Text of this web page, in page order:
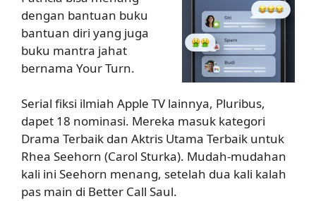
dengan bantuan buku
bantuan diri yang juga
buku mantra jahat
bernama Your Turn.
Serial fiksi ilmiah Apple TV lainnya, Pluribus,
dapet 18 nominasi. Mereka masuk kategori
Drama Terbaik dan Aktris Utama Terbaik untuk
Rhea Seehorn (Carol Sturka). Mudah-mudahan
kali ini Seehorn menang, setelah dua kali kalah
pas main di Better Call Saul.